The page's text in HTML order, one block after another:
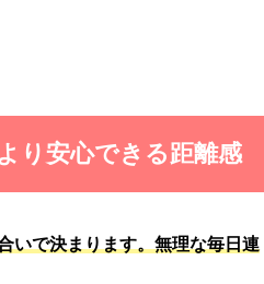
り安心できる距離感
いで決まります。無理な毎日連